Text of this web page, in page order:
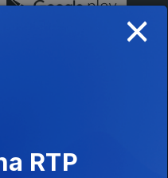
Apple TV, Android TV e×
RTP